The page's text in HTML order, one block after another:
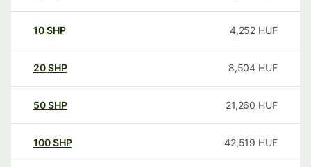
10SHP 4,252 HUF
20SHP 8,504 HUF
50SHP 21,260 HUF
100SHP 42,519 HUF